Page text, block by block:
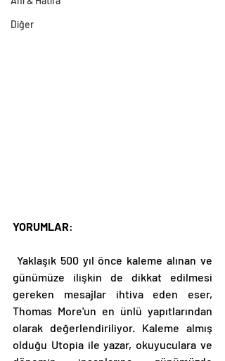
Diğer
YORUMLAR:
günümüze ilişkin de dikkat edilmesi
gereken mesajlar ihtiva eden eser,
Thomas More'un en ünlü yapıtlarından
olarak değerlendiriliyor. Kaleme almış
olduğu Utopia ile yazar, okuyuculara ve